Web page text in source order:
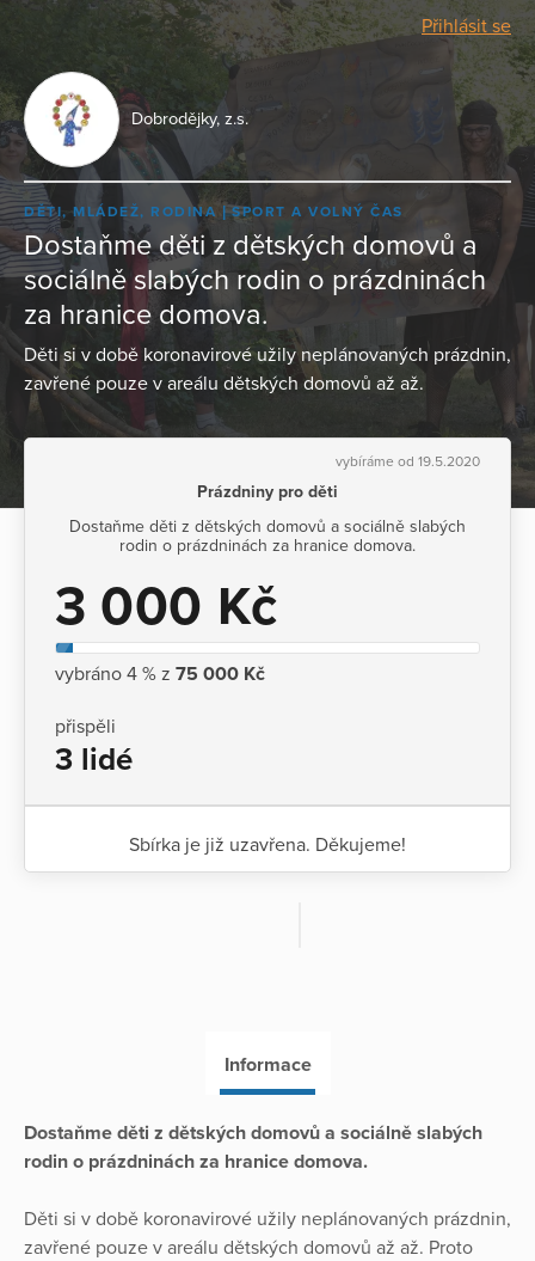
Přihlásit se
Dobrodějky, z.s.
DĚTI, MLÁDEŽ, RODINA SPORT A VOLNÝ ČAS
Dostaňme děti z dětských domovů a
sociálně slabých rodin o prázdninách
za hranice domova.
Děti si v době koronavirové užily neplánovaných prázdnin,
zavřené pouze v areálu dětských domovů až až.
vybíráme od 19.5.2020
Prázdniny pro děti
Dostaňme děti z dětských domovů a sociálně slabých
rodin o prázdninách za hranice domova.
3 000 Kč
vybráno 4 % z 75 000 Kč
přispěli
3 lidé
Sbírka je již uzavřena. Děkujeme!
Informace
Dostaňme děti z dětských domovů a sociálně slabých
rodin o prázdninách za hranice domova.
Děti si v době koronavirové užily neplánovaných prázdnin,
zavřené pouze v areálu dětských domovů až až. Proto